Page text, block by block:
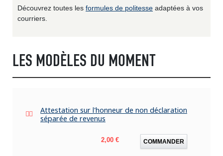
Découvrez toutes les formules de politesse adaptées à vos
courriers.
LES MODÈLES DU MOMENT
Attestation sur l'honneur de non déclaration
séparée de revenus
Prix
2,00 € COMMANDER